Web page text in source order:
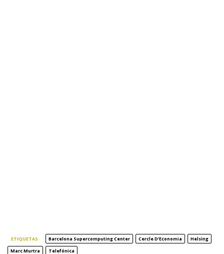
ETIQUETAS Barcelona Supercomputing Center Cercle D’Economia
Helsing
Marc Murtra
Telefónica